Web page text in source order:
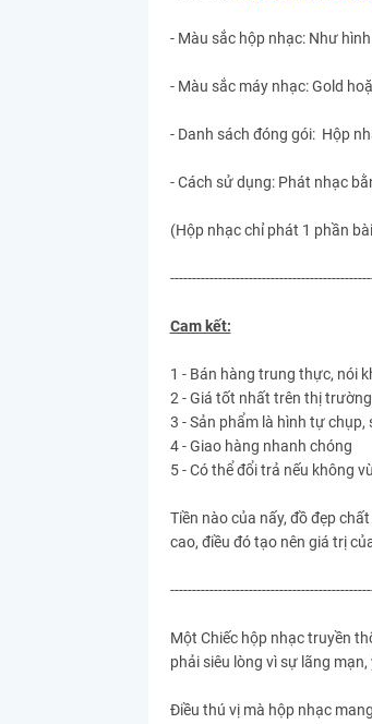
- Màu sắc hộp nhạc: Như
- Màu sắc máy nhạc: Gold
- Danh sách đóng gói: Hộp
- Cách sử dụng: Phát nhạc
(Hộp nhạc chỉ phát 1 phần
Cam kết:
1 - Bán hàng trung thực, nói
2 - Giá tốt nhất trên thị
3 - Sản phẩm là hình tự
4 - Giao hàng nhanh chóng
5 - Có thể đổi trả nếu không
Tiền nào của nấy, đồ đẹp
cao, điều đó tạo nên giá trị
Một Chiếc hộp nhạc truyền
phải siêu lòng vì sự lãng
Điều thú vị mà hộp nhạc